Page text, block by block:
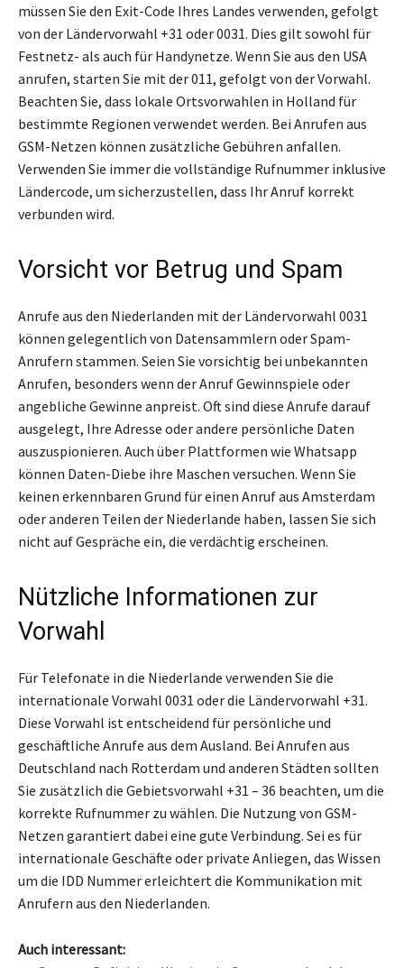
müssen Sie den Exit-Code Ihres Landes verwenden, gefolgt
von der Ländervorwahl +31 oder 0031. Dies gilt sowohl für
Festnetz- als auch für Handynetze. Wenn Sie aus den USA
anrufen, starten Sie mit der 011, gefolgt von der Vorwahl.
Beachten Sie, dass lokale Ortsvorwahlen in Holland für
bestimmte Regionen verwendet werden. Bei Anrufen aus
GSM-Netzen können zusätzliche Gebühren anfallen.
Verwenden Sie immer die vollständige Rufnummer inklusive
Ländercode, um sicherzustellen, dass Ihr Anruf korrekt
verbunden wird.
Vorsicht vor Betrug und Spam
Anrufe aus den Niederlanden mit der Ländervorwahl 0031
können gelegentlich von Datensammlern oder Spam-
Anrufern stammen. Seien Sie vorsichtig bei unbekannten
Anrufen, besonders wenn der Anruf Gewinnspiele oder
angebliche Gewinne anpreist. Oft sind diese Anrufe darauf
ausgelegt, Ihre Adresse oder andere persönliche Daten
auszuspionieren. Auch über Plattformen wie Whatsapp
können Daten-Diebe ihre Maschen versuchen. Wenn Sie
keinen erkennbaren Grund für einen Anruf aus Amsterdam
oder anderen Teilen der Niederlande haben, lassen Sie sich
nicht auf Gespräche ein, die verdächtig erscheinen.
Nützliche Informationen zur
Vorwahl
Für Telefonate in die Niederlande verwenden Sie die
internationale Vorwahl 0031 oder die Ländervorwahl +31.
Diese Vorwahl ist entscheidend für persönliche und
geschäftliche Anrufe aus dem Ausland. Bei Anrufen aus
Deutschland nach Rotterdam und anderen Städten sollten
Sie zusätzlich die Gebietsvorwahl +31 – 36 beachten, um die
korrekte Rufnummer zu wählen. Die Nutzung von GSM-
Netzen garantiert dabei eine gute Verbindung. Sei es für
internationale Geschäfte oder private Anliegen, das Wissen
um die IDD Nummer erleichtert die Kommunikation mit
Anrufern aus den Niederlanden.
Auch interessant: